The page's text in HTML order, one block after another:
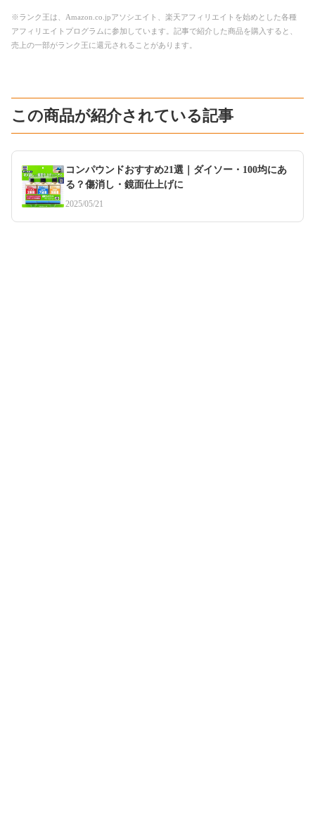
※ランク王は、Amazon.co.jpアソシエイト、楽天アフィリエイトを始めとした各種
アフィリエイトプログラムに参加しています。記事で紹介した商品を購入すると、
売上の一部がランク王に還元されることがあります。
この商品が紹介されている記事
コンパウンドおすすめ21選｜ダイソー・100均にあ
る？傷消し・鏡面仕上げに
2025/05/21